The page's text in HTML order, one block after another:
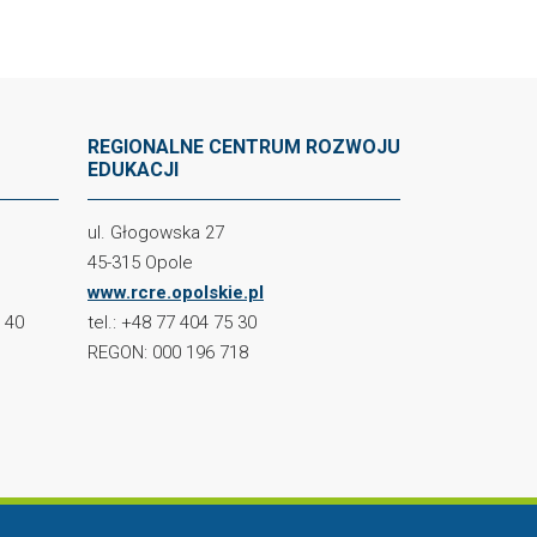
40
REGIONALNE CENTRUM ROZWOJU
EDUKACJI
ul. Głogowska 27
45-315 Opole
www.rcre.opolskie.pl
tel.: +48 77 404 75 30
REGON: 000 196 718